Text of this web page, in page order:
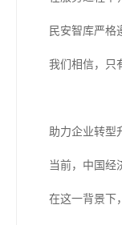
民安智库严格
我们相信，只
助力企业转型
当前，中国经
在这一背景下